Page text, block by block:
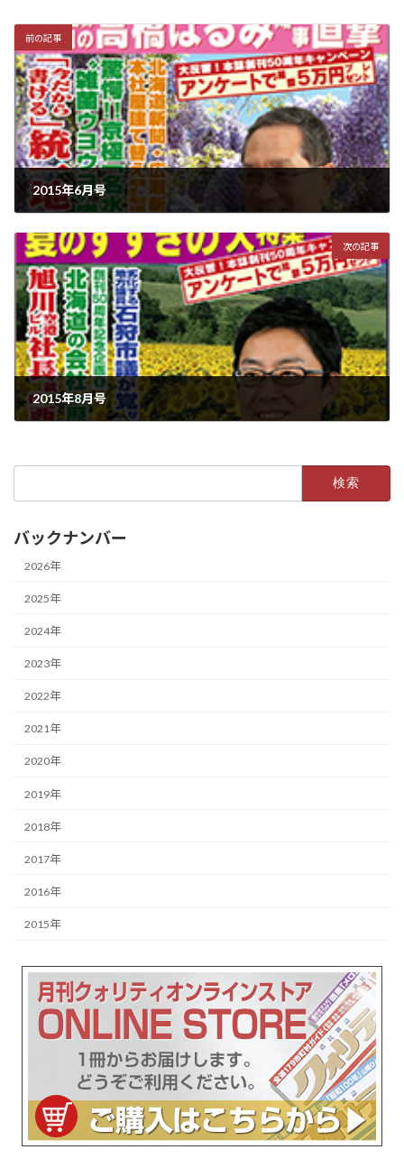
前の記事
2015年6月号
次の記事
2015年8月号
バックナンバー
2026年
2025年
2024年
2023年
2022年
2021年
2020年
2019年
2018年
2017年
2016年
2015年